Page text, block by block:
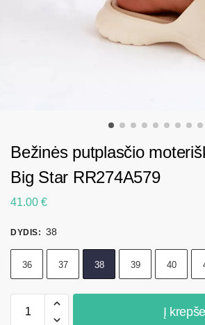
Bežinės putplasčio
Big Star RR274A579
41.00 €
DYDIS: 38
36 37 38 39 40
Į